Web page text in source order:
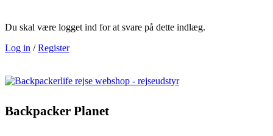
Du skal være logget ind for at svare på dette indlæg.
Log in /Register
Backpacker Planet